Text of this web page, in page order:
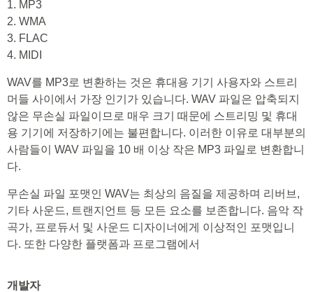
1. MP3
2. WMA
3. FLAC
4. MIDI
WAV를 MP3로 변환하는 것은 휴대용 기기 사용자와 스트리
머들 사이에서 가장 인기가 있습니다. WAV 파일은 압축되지
않은 무손실 파일이므로 매우 크기 때문에 스트리밍 및 휴대
용 기기에 저장하기에는 불편합니다. 이러한 이유로 대부분의
사람들이 WAV 파일을 10 배 이상 작은 MP3 파일로 변환합니
다.
무손실 파일 포맷인 WAV는 최상의 음질을 제공하며 리버브,
기타 사운드, 트랜지언트 등 모든 요소를 보존합니다. 음악 작
곡가, 프로듀서 및 사운드 디자이너에게 이상적인 포맷입니
다. 또한 다양한 플랫폼과 프로그램에서
개발자